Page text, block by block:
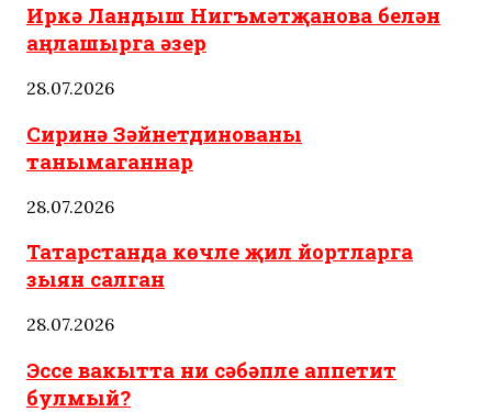
Иркә Ландыш Нигъмәтҗанова белән
аңлашырга әзер
28.07.2026
Сиринә Зәйнетдинованы
танымаганнар
28.07.2026
Татарстанда көчле җил йортларга
зыян салган
28.07.2026
Эссе вакытта ни сәбәпле аппетит
булмый?